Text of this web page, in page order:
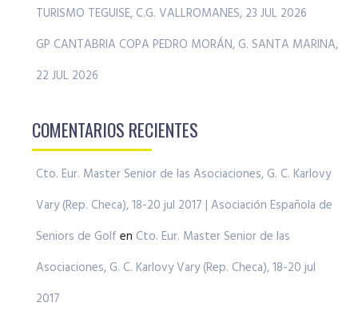
TURISMO TEGUISE, C.G. VALLROMANES, 23 JUL 2026
GP CANTABRIA COPA PEDRO MORÁN, G. SANTA MARINA,
22 JUL 2026
COMENTARIOS RECIENTES
Cto. Eur. Master Senior de las Asociaciones, G. C. Karlovy
Vary (Rep. Checa), 18-20 jul 2017 | Asociación Española de
Seniors de Golf en Cto. Eur. Master Senior de las
Asociaciones, G. C. Karlovy Vary (Rep. Checa), 18-20 jul
2017